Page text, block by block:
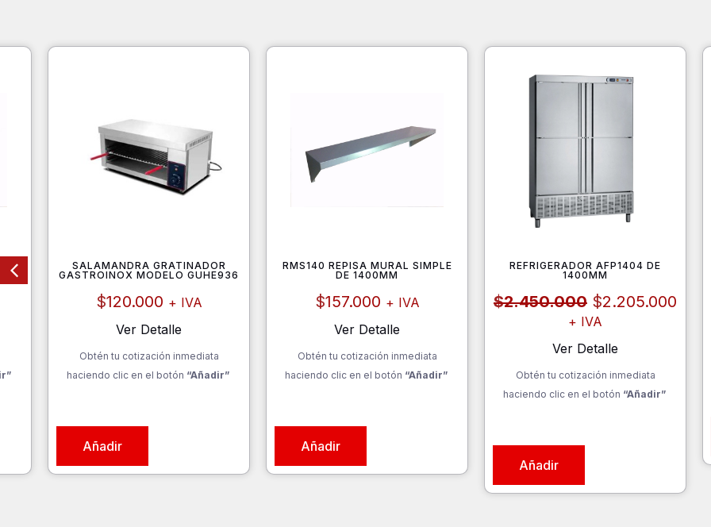
SALAMANDRA GRATINADOR
GASTROINOX MODELO GUHE936
$120.000 + IVA
Ver Detalle
Obtén tu cotización inmediata
haciendo clic en el botón “Añadir”
Añadir
RMS140 REPISA MURAL SIMPLE
DE 1400MM
$157.000 + IVA
Ver Detalle
Obtén tu cotización inmediata
haciendo clic en el botón “Añadir”
Añadir
REFRIGERADOR AFP1404 DE
1400MM
$2.450.000
El
precio
original
era:
$2.205.000
+ IVA
Ver Detalle
Obtén tu cotización inmediata
haciendo clic en el botón “Añadir”
Añadir